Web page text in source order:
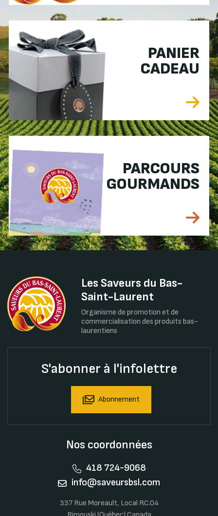
PANIER
CADEAU
PARCOURS
GOURMANDS
Les Saveurs du Bas-
Saint-Laurent
Organisme de promotion et de
commercialisation des produits bas-
laurentiens
S'abonner à l'infolettre
Abonnement
Nos coordonnées
418 724-9068
info@saveursbsl.com
337 Rue Moreault, Local RC.04